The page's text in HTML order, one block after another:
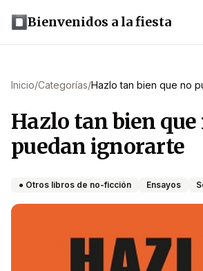
Bienvenidos a la fiesta
Inicio/Categorías/Hazlo tan bien que no
Hazlo tan bien que
puedan ignorarte
● Otros libros de no-ficción Ensayos